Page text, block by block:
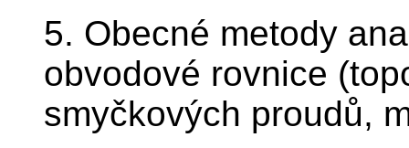
5. Obecné metody
obvodové rovnice
smyčkových proudů,